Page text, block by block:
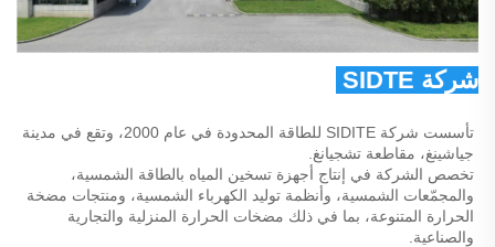
شركة SIDTE للطاقة المحدودة
جياشينغ، مقاطعة تشجيانغ.
والصناعية.